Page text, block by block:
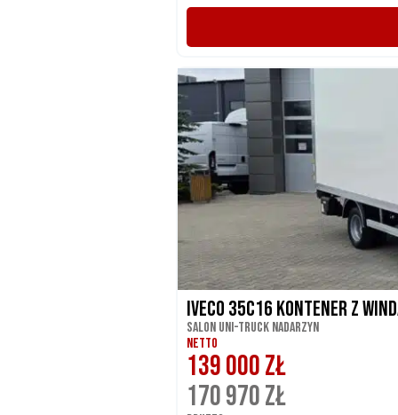
Iveco 35C16 Kontener z
Salon UNI-TRUCK Nadarzyn
NETTO
139 000 ZŁ
170 970 ZŁ